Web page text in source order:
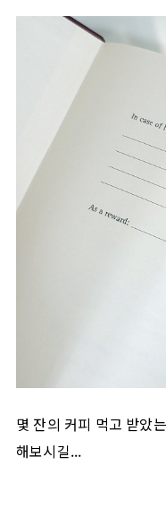
몇 잔의 커피 먹고 받았
해보시길...